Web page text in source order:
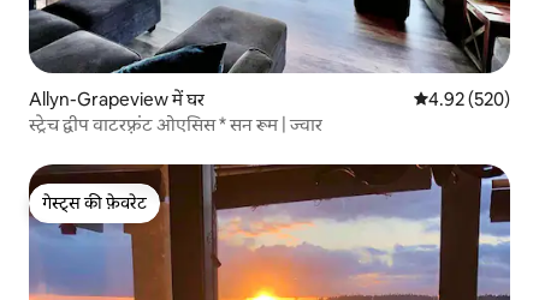
Allyn-Grapeview में घर औसत रेटिंग 5 में से
4.92 (520)
स्ट्रेच द्वीप वाटरफ़्रंट ओएसिस * सन रूम | ज्वार
गेस्ट्स की फ़ेवरेट
गेस्ट्स की फ़ेवरेट